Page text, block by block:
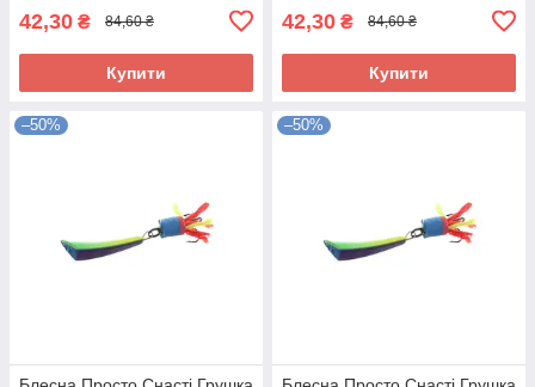
42,30 ₴ 84,60 ₴
Купити
42,30 ₴ 84,60 ₴
Купити
–50% –50%